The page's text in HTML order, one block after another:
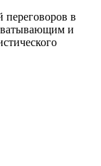
переговоров в
и